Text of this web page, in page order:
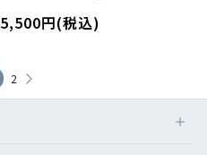
5,500円(税込)
2